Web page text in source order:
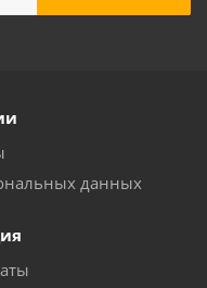
данных